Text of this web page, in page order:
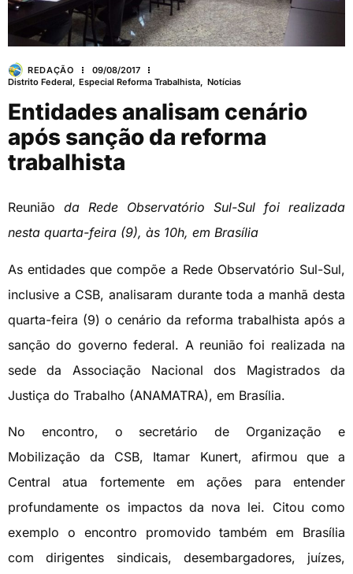
REDAÇÃO
09/08/2017
Distrito Federal,Especial Reforma Trabalhista, Notícias
Entidades analisam cenário
após sanção da reforma
trabalhista
Reunião da Rede Observatório Sul-Sul foi realizada
nesta quarta-feira (9), às 10h, em Brasília
As entidades que compõe a Rede Observatório Sul-Sul,
inclusive a CSB, analisaram durante toda a manhã desta
quarta-feira (9) o cenário da reforma trabalhista após a
sanção do governo federal. A reunião foi realizada na
sede da Associação Nacional dos Magistrados da
Justiça do Trabalho (ANAMATRA), em Brasília.
No encontro, o secretário de Organização e
Mobilização da CSB, Itamar Kunert, afirmou que a
Central atua fortemente em ações para entender
profundamente os impactos da nova lei. Citou como
exemplo o encontro promovido também em Brasília
com dirigentes sindicais, desembargadores, juízes,